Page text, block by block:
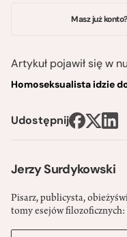
Jerzy Surdykowski
Pisarz, publicysta,
tomy esejów filozoficznych:
Masz już
Artykuł pojawił się w
Homoseksualista idzie
Udostępnij